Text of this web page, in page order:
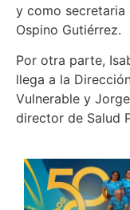
y como secretaria
Ospino Gutiérrez.
Por otra parte,
llega a la
Vulnerable y
director de Salud